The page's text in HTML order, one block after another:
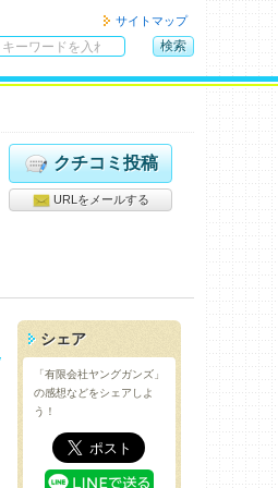
サイトマップ
検索
クチコミ投稿
URLをメールする
シェア
「有限会社ヤングガンズ」
の感想などをシェアしよ
う！